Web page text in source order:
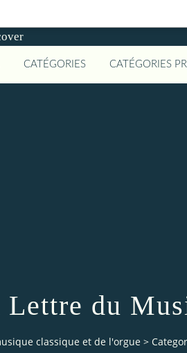
CATÉGORIES CATÉGORIES
Lettre du
classique et de l'orgue >